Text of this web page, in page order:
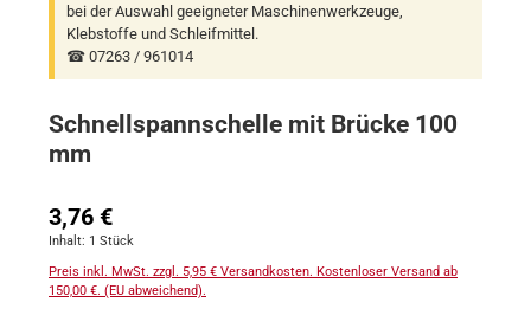
bei der Auswahl geeigneter Maschinenwerkzeuge,
Klebstoffe und Schleifmittel.
☎ 07263 / 961014
Schnellspannschelle mit Brücke 100
mm
Regulärer Preis:
3,76 €
Inhalt: 1 Stück
Preis inkl. MwSt. zzgl. 5,95 € Versandkosten. Kostenloser Versand ab
150,00 €. (EU abweichend).